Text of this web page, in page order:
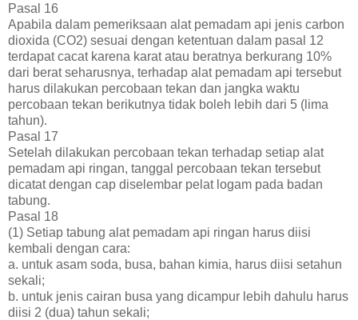
Pasal 16
Apabila dalam pemeriksaan alat pemadam api jenis carbon
dioxida (CO2) sesuai dengan ketentuan dalam pasal 12
terdapat cacat karena karat atau beratnya berkurang 10%
dari berat seharusnya, terhadap alat pemadam api tersebut
harus dilakukan percobaan tekan dan jangka waktu
percobaan tekan berikutnya tidak boleh lebih dari 5 (lima
tahun).
Pasal 17
Setelah dilakukan percobaan tekan terhadap setiap alat
pemadam api ringan, tanggal percobaan tekan tersebut
dicatat dengan cap diselembar pelat logam pada badan
tabung.
Pasal 18
(1) Setiap tabung alat pemadam api ringan harus diisi
kembali dengan cara:
a. untuk asam soda, busa, bahan kimia, harus diisi setahun
sekali;
b. untuk jenis cairan busa yang dicampur lebih dahulu harus
diisi 2 (dua) tahun sekali;